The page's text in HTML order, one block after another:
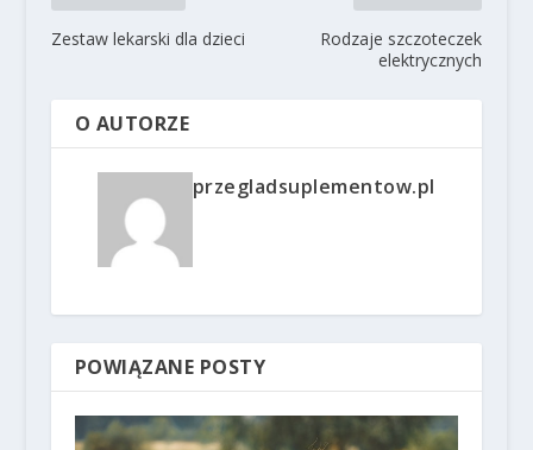
Zestaw lekarski dla dzieci
Rodzaje szczoteczek
elektrycznych
O AUTORZE
przegladsuplementow.pl
POWIĄZANE POSTY